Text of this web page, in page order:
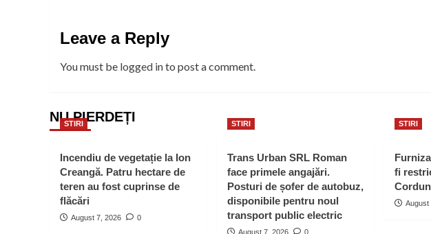
Leave a Reply
You must be logged into post a comment.
NU PIERDEȚI
STIRI
Incendiu de vegetație la Ion
Creangă. Patru hectare de
teren au fost cuprinse de
flăcări
August 7, 2026 0
STIRI
Trans Urban SRL Roman
face primele angajări.
Posturi de șofer de autobuz,
disponibile pentru noul
transport public electric
August 7, 2026 0
STIRI
fi
August